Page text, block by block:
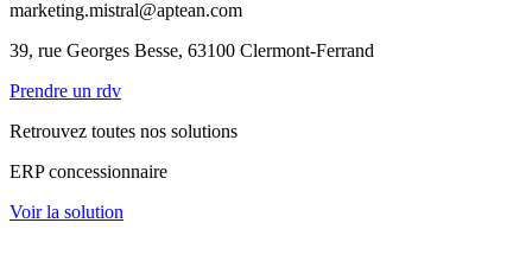
marketing.mistral@aptean.com
39, rue Georges Besse, 63100 Clermont-Ferrand
Prendre un rdv
Retrouvez toutes nos solutions
ERP concessionnaire
Voir la solution